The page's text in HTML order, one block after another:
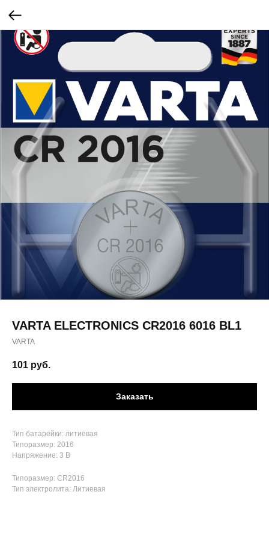
VARTA ELECTRONICS CR2016 6016 BL1
VARTA
101 руб.
Заказать
Тип батарейки: литиевая
Типоразмер: 2016
Напряжение: 3 В
Типоразмер: CR2016
Тип электролита: Литиевая